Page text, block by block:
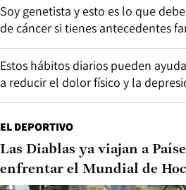
Soy genetista y esto es lo que
de cáncer si tienes antecedentes
Estos hábitos diarios pueden
a reducir el dolor físico y la
EL DEPORTIVO
Las Diablas ya viajan a
enfrentar el Mundial de